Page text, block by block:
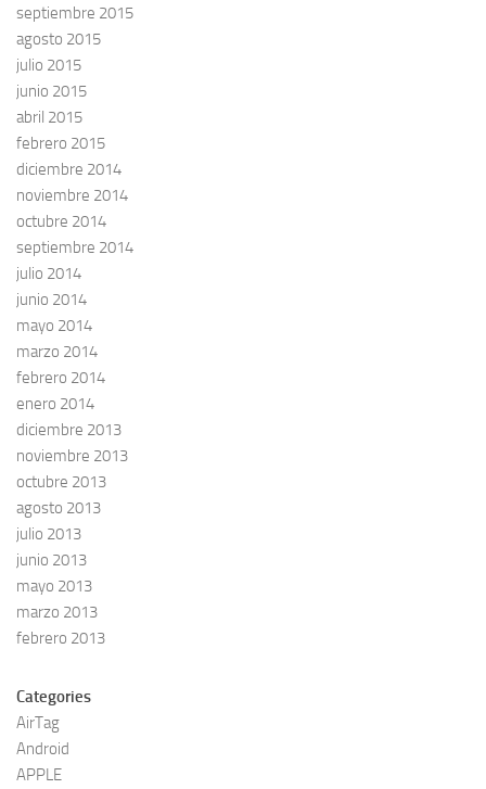
septiembre 2015
agosto 2015
julio 2015
junio 2015
abril 2015
febrero 2015
diciembre 2014
noviembre 2014
octubre 2014
septiembre 2014
julio 2014
junio 2014
mayo 2014
marzo 2014
febrero 2014
enero 2014
diciembre 2013
noviembre 2013
octubre 2013
agosto 2013
julio 2013
junio 2013
mayo 2013
marzo 2013
febrero 2013
Categories
AirTag
Android
APPLE